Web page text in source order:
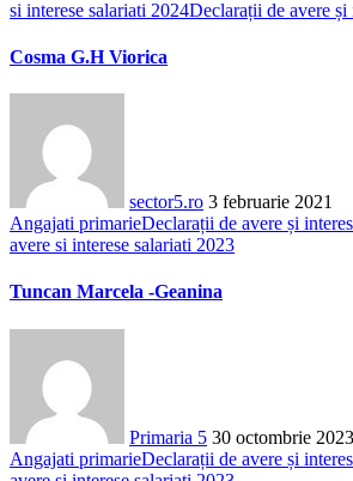
si interese salariati 2024Declarații de avere și
Cosma G.H Viorica
sector5.ro 3 februarie 2021
Angajati primarieDeclarații de avere și
avere si interese salariati 2023
Tuncan Marcela -Geanina
Primaria 5 30 octombrie 2023
Angajati primarieDeclarații de avere și